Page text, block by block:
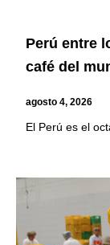
Perú entre
café del
agosto 4, 2026
El Perú es el